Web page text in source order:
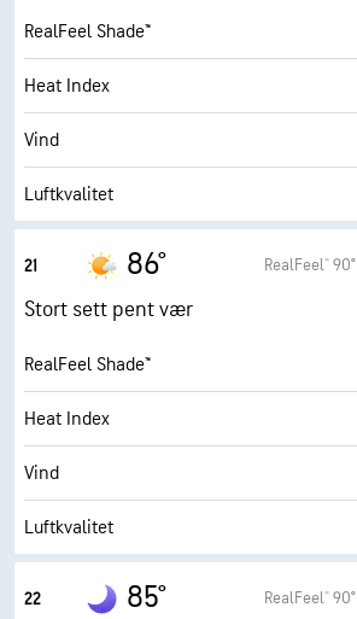
Fuktighet
Duggpunkt
AccuLumen Brightness Index™
Skydekke
RealFeel Shade™
Heat Index
Vind
Luftkvalitet
Maks. UV-indeks
Vindkast
Fuktighet
Duggpunkt
AccuLumen Brightness Index™
Skydekke
21 86° RealFeel® 90°
Stort sett pent vær
RealFeel Shade™
Heat Index
Vind
Luftkvalitet
Maks. UV-indeks
22 85° RealFeel® 90°